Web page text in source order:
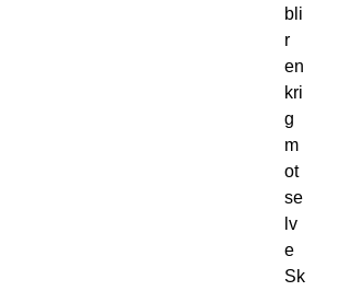
bli
r
en
kri
g
m
ot
se
lv
e
Sk